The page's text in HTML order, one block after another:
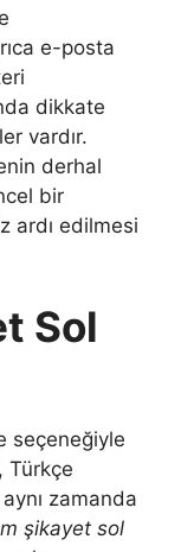
e-posta
dikkate
vardır.
derhal
bir
ardı edilmesi
Sol
seçeneğiyle
Türkçe
zamanda
şikayet sol